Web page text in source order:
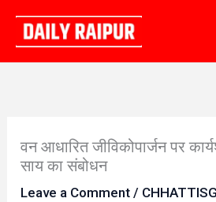
content
वन आधारित जीविकोपार्जन पर
साय का संबोधन
Leave a Comment /